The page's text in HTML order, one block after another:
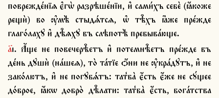
поврежде́нїѧ є҆гѡ̀ разрѣше́нїи, и҆ сами́хъ себѐ (ꙗ҆́коже
рещѝ) во ѹ҆мѣ̀ стыдѧ́тсѧ, ѡ҆ тѣ̑хъ ꙗ҆̀же пре́жде
глаго́лахꙋ и҆ дѣ̑ѧхꙋ въ слѣпотѣ̀ пребыва́юще.
а҃і. А҆́ще не повечерѣ̑етъ и҆ потемнѣ̑етъ пре́жде въ
де́нь дꙋшѝ (на́шеѧ), то̀ та́тїе ѻ҆́ни не ѹ҆кра́дꙋтъ, и҆ не
зако́лютъ, и҆ не погꙋбѧ́тъ: тат̾ба̀ є҆́сть є҆́же не сꙋ́щее
до́брое, ꙗ҆́кѡ добро̀ дѣ̑лати: тат̾ба̀ є҆́сть, бога́тства